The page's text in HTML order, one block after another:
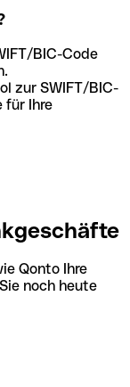
BIC-Code
zur SWIFT/BIC-
für Ihre
Qonto Ihre
noch heute